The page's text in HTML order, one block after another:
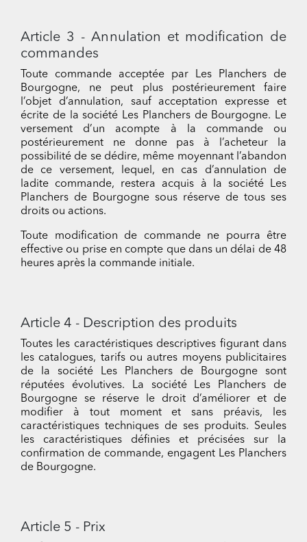
Article 3 - Annulation et modification de
commandes
Toute commande acceptée par Les Planchers de
Bourgogne, ne peut plus postérieurement faire
l’objet d’annulation, sauf acceptation expresse et
écrite de la société Les Planchers de Bourgogne. Le
versement d’un acompte à la commande ou
postérieurement ne donne pas à l’acheteur la
possibilité de se dédire, même moyennant l’abandon
de ce versement, lequel, en cas d’annulation de
ladite commande, restera acquis à la société Les
Planchers de Bourgogne sous réserve de tous ses
droits ou actions.
Toute modification de commande ne pourra être
effective ou prise en compte que dans un délai de 48
heures après la commande initiale.
Article 4 - Description des produits
Toutes les caractéristiques descriptives figurant dans
les catalogues, tarifs ou autres moyens publicitaires
de la société Les Planchers de Bourgogne sont
réputées évolutives. La société Les Planchers de
Bourgogne se réserve le droit d’améliorer et de
modifier à tout moment et sans préavis, les
caractéristiques techniques de ses produits. Seules
les caractéristiques définies et précisées sur la
confirmation de commande, engagent Les Planchers
de Bourgogne.
Article 5 - Prix